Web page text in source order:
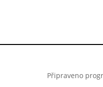
Připraveno